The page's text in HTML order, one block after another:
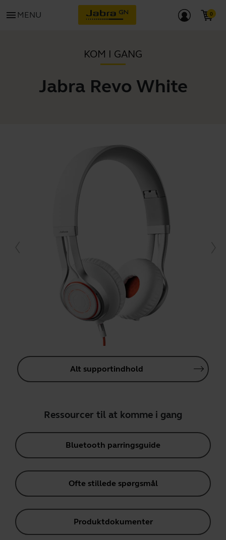
menu MENU
KOM I GANG
Jabra Revo White
Alt supportindhold
Ressourcer til at komme i gang
Bluetooth parringsguide
Ofte stillede spørgsmål
Produktdokumenter